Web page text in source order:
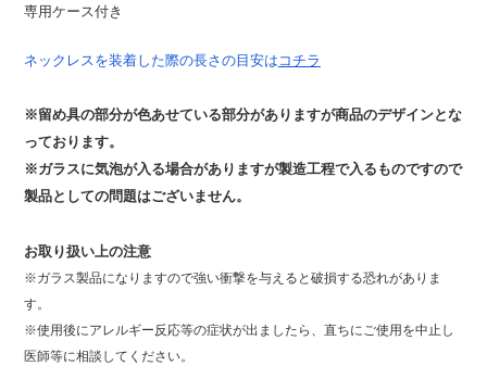
専用ケース付き
ネックレスを装着した際の長さの目安は コチラ
※留め具の部分が色あせている部分がありますが商品のデザインとな
っております。
※ガラスに気泡が入る場合がありますが製造工程で入るものですので
製品としての問題はございません。
お取り扱い上の注意
※ガラス製品になりますので強い衝撃を与えると破損する恐れがありま
す。
※使用後にアレルギー反応等の症状が出ましたら、直ちにご使用を中止し
医師等に相談してください。